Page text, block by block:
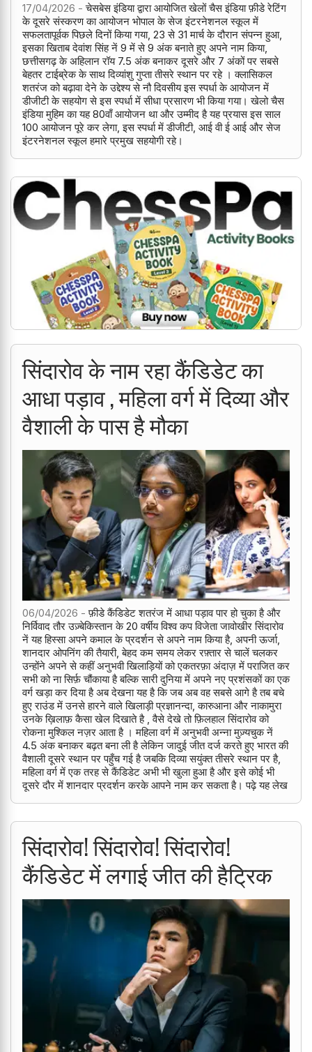
17/04/2026 - चेसबेस इंडिया द्वारा आयोजित खेलों चैस इंडिया फ़ीडे रेटिंग
के दूसरे संस्करण का आयोजन भोपाल के सेज इंटरनेशनल स्कूल में
सफलतापूर्वक पिछले दिनों किया गया, 23 से 31 मार्च के दौरान संपन्न हुआ,
इसका खिताब देवांश सिंह नें 9 में से 9 अंक बनाते हुए अपने नाम किया,
छत्तीसगढ़ के अहिलान रॉय 7.5 अंक बनाकर दूसरे और 7 अंकों पर सबसे
बेहतर टाईब्रेक के साथ दिव्यांशु गुप्ता तीसरे स्थान पर रहे । क्लासिकल
शतरंज को बढ़ावा देने के उद्देश्य से नौ दिवसीय इस स्पर्धा के आयोजन में
डीजीटी के सहयोग से इस स्पर्धा में सीधा प्रसारण भी किया गया। खेलो चैस
इंडिया मुहिम का यह 80वाँ आयोजन था और उम्मीद है यह प्रयास इस साल
100 आयोजन पूरे कर लेगा, इस स्पर्धा में डीजीटी, आई वी ई आई और सेज
इंटरनेशनल स्कूल हमारे प्रमुख सहयोगी रहे।
सिंदारोव के नाम रहा कैंडिडेट का
आधा पड़ाव , महिला वर्ग में दिव्या और
वैशाली के पास है मौका
06/04/2026 - फ़ीडे कैंडिडेट शतरंज में आधा पड़ाव पार हो चुका है और
निर्विवाद तौर उज़्बेकिस्तान के 20 वर्षीय विश्व कप विजेता जावोखीर सिंदारोव
नें यह हिस्सा अपने कमाल के प्रदर्शन से अपने नाम किया है, अपनी ऊर्जा,
शानदार ओपनिंग की तैयारी, बेहद कम समय लेकर रफ़्तार से चालें चलकर
उन्होंने अपने से कहीं अनुभवी खिलाड़ियों को एकतरफ़ा अंदाज़ में पराजित कर
सभी को ना सिर्फ़ चौंकाया है बल्कि सारी दुनिया में अपने नए प्रशंसकों का एक
वर्ग खड़ा कर दिया है अब देखना यह है कि जब अब वह सबसे आगे है तब बचे
हुए राउंड में उनसे हारने वाले खिलाड़ी प्रज्ञानन्दा, कारुआना और नाकामुरा
उनके ख़िलाफ़ कैसा खेल दिखाते है , वैसे देखे तो फ़िलहाल सिंदारोव को
रोकना मुश्किल नज़र आता है । महिला वर्ग में अनुभवी अन्ना मुज़्यचुक नें
4.5 अंक बनाकर बढ़त बना ली है लेकिन जादुई जीत दर्ज करते हुए भारत की
वैशाली दूसरे स्थान पर पहुँच गई है जबकि दिव्या सयुंक्त तीसरे स्थान पर है,
महिला वर्ग में एक तरह से कैंडिडेट अभी भी खुला हुआ है और इसे कोई भी
दूसरे दौर में शानदार प्रदर्शन करके आपने नाम कर सकता है। पढ़े यह लेख
सिंदारोव! सिंदारोव! सिंदारोव!
कैंडिडेट में लगाई जीत की हैट्रिक